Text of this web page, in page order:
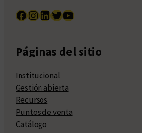
Facebook InstagramLinkedIn Twitter YouTube
Páginas del sitio
Institucional
Gestión abierta
Recursos
Puntos de venta
Catálogo